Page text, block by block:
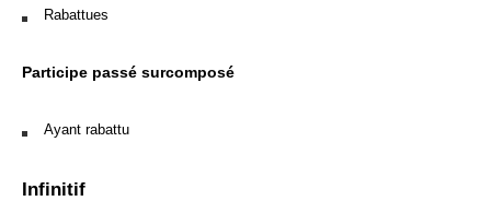
Rabattues
Participe passé surcomposé
Ayant rabattu
Infinitif